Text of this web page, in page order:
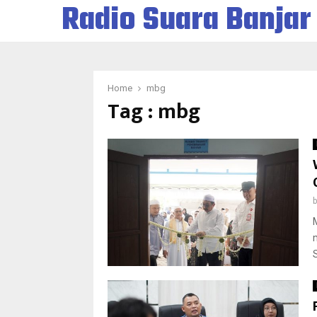
Radio Suara Banjar
Home mbg
Tag : mbg